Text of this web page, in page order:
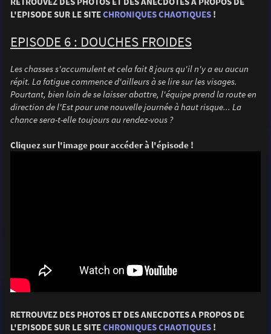
L'EPISODE SUR LE SITECHRONIQUES CHAOTIQUES!
EPISODE 6 : DOUCHES FROIDES
Les chasses s'accumulent et cela fait 8 jours qu'il n'y a eu aucun
répit. La fatigue commence d'ailleurs à se lire sur les visages.
Pourtant, bien loin de se laisser abattre, l'équipe prend la route en
direction de l'Est pour une nouvelle journée à haut risque... La
chance sera-t-elle toujours au rendez-vous ?
Cliquez sur l'image pour accéder à l'épisode !
RETROUVEZ DES PHOTOS ET DES ANECDOTES A PROPOS DE
L'EPISODE SUR LE SITECHRONIQUES CHAOTIQUES!